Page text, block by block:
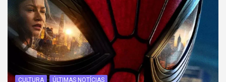
CULTURA ÚLTIMAS NOTÍCIAS